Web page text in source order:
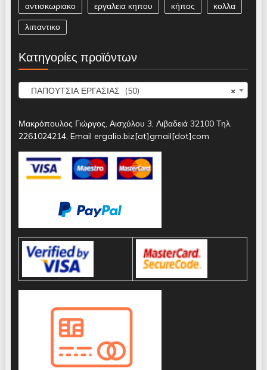
αντισκωριακο
εργαλεια κηπου κήπος
κολλα
λιπαντικο
Κατηγορίες προϊόντων
×
ΠΑΠΟΥΤΣΙΑ ΕΡΓΑΣΙΑΣ (50)
Μακρόπουλος Γιώργος, Αισχύλου 3, Λιβαδειά 32100 Τηλ.
2261024214, Email ergalio.biz[at]gmail[dot]com